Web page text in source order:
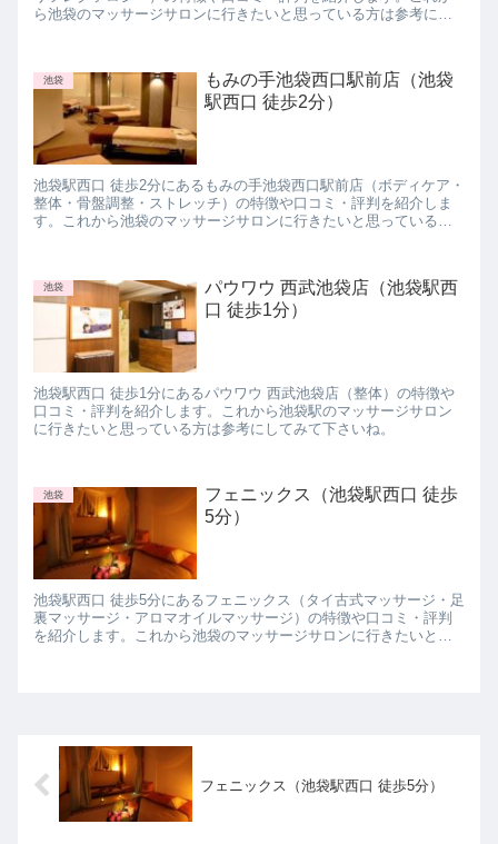
ら池袋のマッサージサロンに行きたいと思っている方は参考にし
池袋
もみの手池袋西口駅前店（池袋
駅西口 徒歩2分）
池袋駅西口 徒歩2分にあるもみの手池袋西口駅前店（ボディケア・
整体・骨盤調整・ストレッチ）の特徴や口コミ・評判を紹介しま
す。これから池袋のマッサージサロンに行きたいと思っている方
池袋
パウワウ 西武池袋店（池袋駅西
口 徒歩1分）
池袋駅西口 徒歩1分にあるパウワウ 西武池袋店（整体）の特徴や
口コミ・評判を紹介します。これから池袋駅のマッサージサロン
に行きたいと思っている方は参考にしてみて下さいね。
池袋
フェニックス（池袋駅西口 徒歩
5分）
池袋駅西口 徒歩5分にあるフェニックス（タイ古式マッサージ・足
裏マッサージ・アロマオイルマッサージ）の特徴や口コミ・評判
を紹介します。これから池袋のマッサージサロンに行きたいと思
フェニックス（池袋駅西口 徒歩5分）